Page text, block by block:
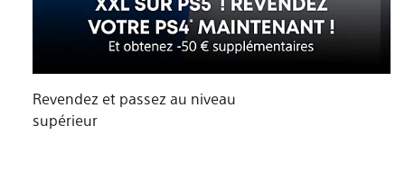
Revendez et passez au niveau
supérieur